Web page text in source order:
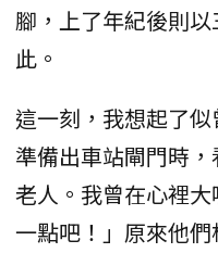
腳，上了年紀後則
此。
這一刻，我想起了
準備出車站閘門時
老人。我曾在心裡
一點吧！」原來他